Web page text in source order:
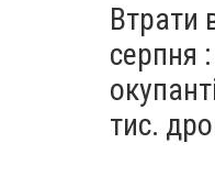
Втрати
серпня
тис.